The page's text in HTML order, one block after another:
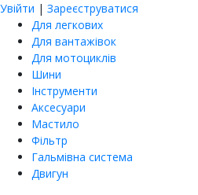
Увійти | Зареєструватися
Для легкових
Для вантажівок
Для мотоциклів
Шини
Інструменти
Аксесуари
Мастило
Фільтр
Гальмівна система
Двигун